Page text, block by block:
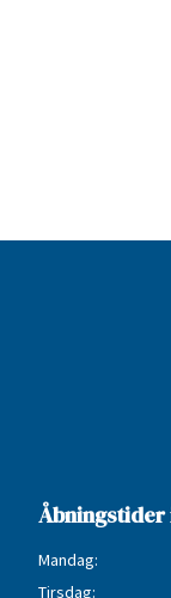
Mandag:
Tirsdag: